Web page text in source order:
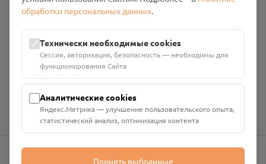
Общество с ограниченной ответственностью «Смоленский
Проект Помним»
ИНН: 6700029207 ОГРН: 1256700001986
Юридический адрес: 216790, Смоленская область, р-н
Руднянский, г. Рудня, улица Западная, д. 26А, пом. 18
Номер счёта: 40702810901130004287 в АО "АЛЬФА-БАНК"
обработки персональных данных.
Технически необходимые cookies
Сессия, авторизация, безопасность — необходимы для
функционирования Сайта
Аналитические cookies
Яндекс.Метрика — улучшение пользовательского опыта,
статистический анализ, оптимизация контента
Принять выбранные